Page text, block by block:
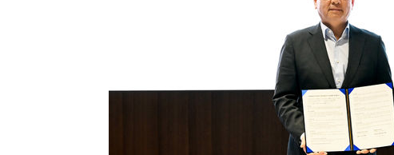
[속보]與 당대표 경선, 대구 권리당원 투표 정청래 47.82%·김민석
[속보]與 당대표 경선, 강원 권리당원 투표 김민석 승리…50.30%
"일본축구협회, 대한축구협회 성 접대 의혹 심판 조사"
[속보]장은수, KLPGA 제주삼다수 역전 우승…데뷔 10년 차에 첫 정
"얼마나 더웠으면"…안동 물길공원서 헤엄친 구렁이 '소동'
손흥민, 68분 뛰고 2경기 침묵…LAFC, 톨루카에 1-0 승리(종합)
'2경기 연속 침묵' 손흥민, 톨루카전 68분만 뛰고 슈팅 0개